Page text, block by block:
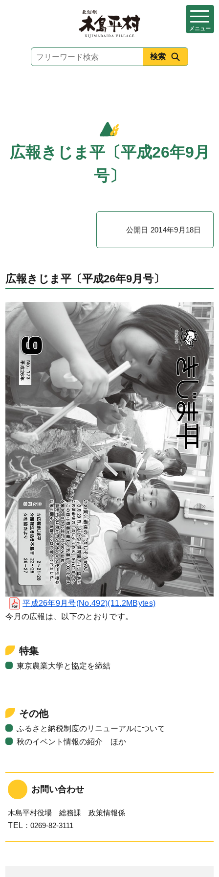
メニュー
広報きじま平〔平成26年9月
号〕
公開日 2014年9月18日
広報きじま平〔平成26年9月号〕
平成26年9月号(No.492)(11.2MBytes)
今月の広報は、以下のとおりです。
特集
東京農業大学と協定を締結
その他
ふるさと納税制度のリニューアルについて
秋のイベント情報の紹介 ほか
お問い合わせ
木島平村役場 総務課 政策情報係
TEL ：0269-82-3111